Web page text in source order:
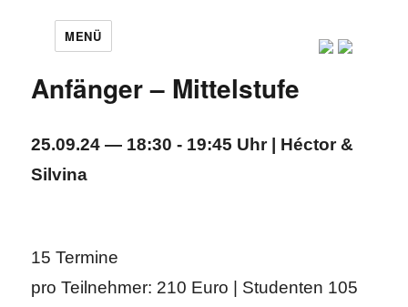
MENÜ
Anfänger – Mittelstufe
25.09.24 — 18:30 - 19:45 Uhr | Héctor &
Silvina
15 Termine
pro Teilnehmer: 210 Euro | Studenten 105